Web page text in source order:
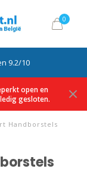
0
9.2/10
open en
gesloten.
Handborstels